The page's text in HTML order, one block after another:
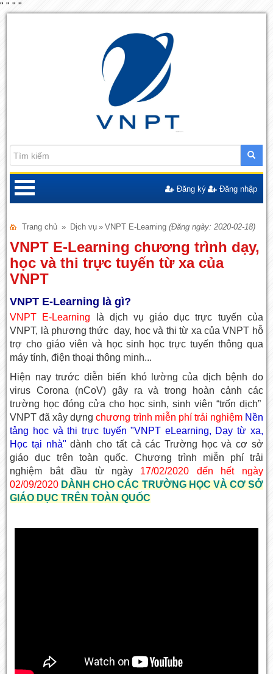
" " " "
Đăng ký Đăng nhập
Trang chủ » Dịch vụ » VNPT E-Learning (Đăng ngày: 2020-02-18)
VNPT E-Learning chương trình dạy,
học và thi trực tuyến từ xa của
VNPT
VNPT E-Learning là gì?
VNPT E-Learning
là dịch vụ giáo dục trực tuyến của
VNPT, là phương thức dạy, học và thi từ xa của VNPT hỗ
trợ cho giáo viên và học sinh học trực tuyến thông qua
máy tính, điện thoại thông minh...
Hiện nay trước diễn biến khó lường của dịch bệnh do
virus Corona (nCoV) gây ra và trong hoàn cảnh các
trường học đóng cửa cho học sinh, sinh viên “trốn dịch”
VNPT đã xây dựngchương trình miễn phí trải nghiệm Nền
tảng học và thi trực tuyến "VNPT eLearning, Dạy từ xa,
Học tại nhà" dành cho tất cả các Trường học và cơ sở
giáo dục trên toàn quốc. Chương trình miễn phí trải
nghiệm bắt đầu từ ngày 17/02/2020 đến hết ngày
02/09/2020 DÀNH CHO CÁC TRƯỜNG HỌC VÀ CƠ SỞ
GIÁO DỤC TRÊN TOÀN QUỐC